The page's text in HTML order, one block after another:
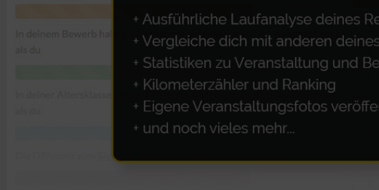
Verwendung von Profilen zur Auswahl personalisierter Inhalte
Messung der Werbeleistung
Messung der Performance von Inhalten
Analyse von Zielgruppen durch Statistiken oder Kombinationen von Daten aus